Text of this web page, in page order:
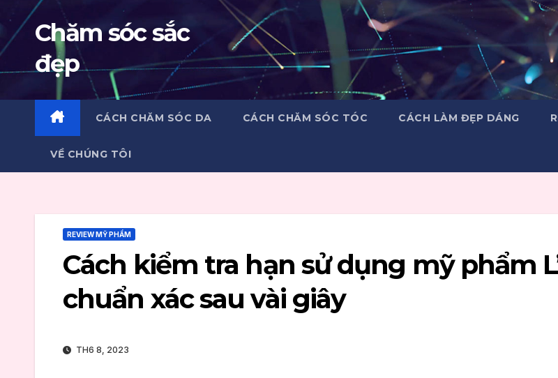
content
Chăm sóc sắc
đẹp
CÁCH CHĂM SÓC DA CÁCH CHĂM SÓC TÓC CÁCH LÀM ĐẸP DÁNG
VỀ CHÚNG TÔI
REVIEW MỸ PHẨM
Cách kiểm tra hạn sử dụng mỹ phẩm
chuẩn xác sau vài giây
TH6 8, 2023